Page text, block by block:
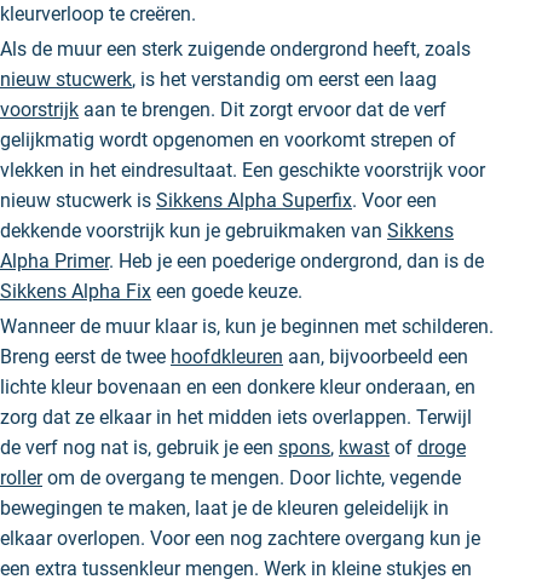
kleurverloop te creëren.
Als de muur een sterk zuigende ondergrond heeft, zoals
nieuw stucwerk, is het verstandig om eerst een laag
voorstrijk aan te brengen. Dit zorgt ervoor dat de verf
gelijkmatig wordt opgenomen en voorkomt strepen of
vlekken in het eindresultaat. Een geschikte voorstrijk voor
nieuw stucwerk is Sikkens Alpha Superfix. Voor een
dekkende voorstrijk kun je gebruikmaken van Sikkens
Alpha Primer. Heb je een poederige ondergrond, dan is de
Sikkens Alpha Fix een goede keuze.
Wanneer de muur klaar is, kun je beginnen met schilderen.
Breng eerst de twee hoofdkleuren aan, bijvoorbeeld een
lichte kleur bovenaan en een donkere kleur onderaan, en
zorg dat ze elkaar in het midden iets overlappen. Terwijl
de verf nog nat is, gebruik je een spons, kwast of droge
rollerom de overgang te mengen. Door lichte, vegende
bewegingen te maken, laat je de kleuren geleidelijk in
elkaar overlopen. Voor een nog zachtere overgang kun je
een extra tussenkleur mengen. Werk in kleine stukjes en